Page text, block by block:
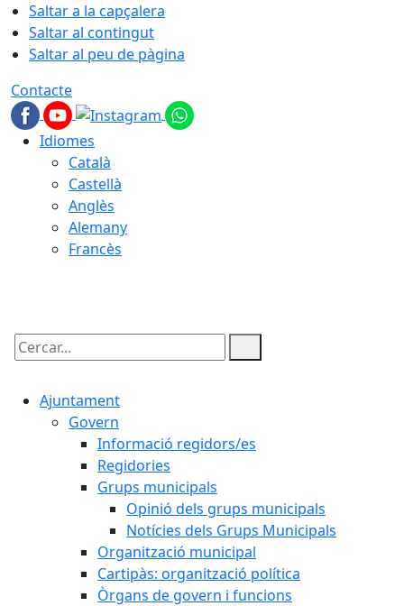
Saltar a la capçalera
Saltar al contingut
Saltar al peu de pàgina
Contacte
Idiomes
Català
Castellà
Anglès
Alemany
Francès
Cercar:
Ajuntament
Govern
Informació regidors/es
Regidories
Grups municipals
Opinió dels grups municipals
Notícies dels Grups Municipals
Organització municipal
Cartipàs: organització política
Òrgans de govern i funcions